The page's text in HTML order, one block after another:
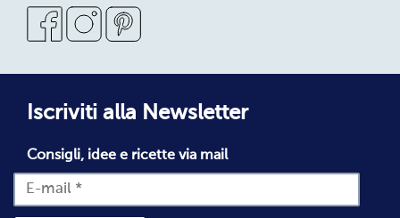
Codice Etico
Segnalazioni Whistleblowing
Iscriviti alla Newsletter
Consigli, idee e ricette via mail